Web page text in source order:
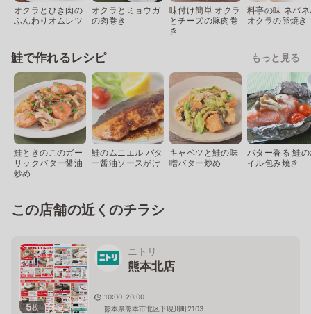
オクラとひき肉の
ふんわりオムレツ
オクラとミョウガ
の肉巻き
味付け簡単 オクラ
とチーズの豚肉巻
き
料亭の味 ネバ
オクラの卵焼き
鮭で作れるレシピ もっと見る
鮭ときのこのガー
リックバター醤油
炒め
鮭のムニエル バタ
ー醤油ソースがけ
キャベツと鮭の味
噌バター炒め
バター香る 鮭
イル包み焼き
この店舗の近くのチラシ
5枚
ニトリ
熊本北店
10:00-20:00
熊本県熊本市北区下硯川町2103